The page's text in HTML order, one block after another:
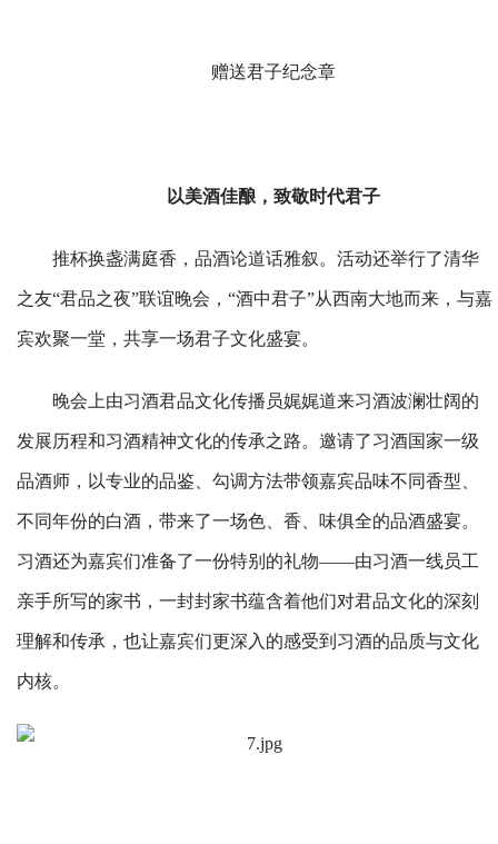
赠送君子纪念章
以美酒佳酿，致敬时代君子
推杯换盏满庭香，品酒论道话雅叙。活动还举行了清华
之友“君品之夜”联谊晚会，“酒中君子”从西南大地而来，与嘉
宾欢聚一堂，共享一场君子文化盛宴。
晚会上由习酒君品文化传播员娓娓道来习酒波澜壮阔的
发展历程和习酒精神文化的传承之路。邀请了习酒国家一级
品酒师，以专业的品鉴、勾调方法带领嘉宾品味不同香型、
不同年份的白酒，带来了一场色、香、味俱全的品酒盛宴。
习酒还为嘉宾们准备了一份特别的礼物——由习酒一线员工
亲手所写的家书，一封封家书蕴含着他们对君品文化的深刻
理解和传承，也让嘉宾们更深入的感受到习酒的品质与文化
内核。